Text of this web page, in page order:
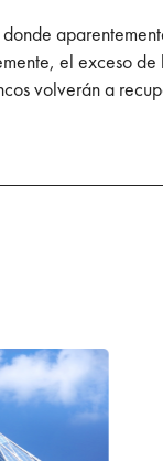
el exceso
volverán a